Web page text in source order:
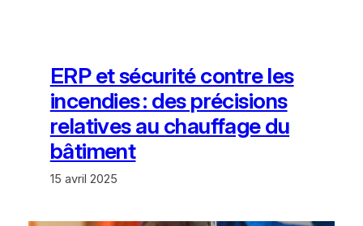
ERP et sécurité contre les
incendies : des précisions
relatives au chauffage du
bâtiment
15 avril 2025